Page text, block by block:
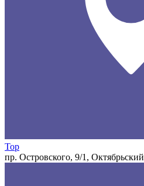
Top
пр. Островского, 9/1, Октябрьский